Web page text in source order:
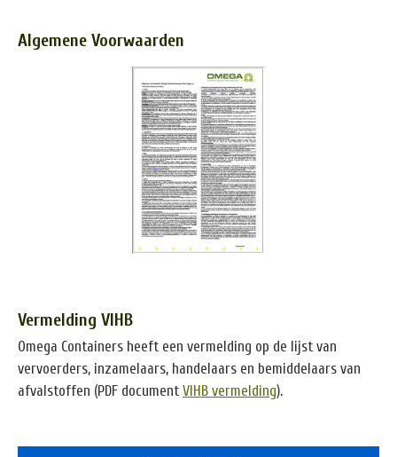
Algemene Voorwaarden
Vermelding VIHB
Omega Containers heeft een vermelding op de lijst van
vervoerders, inzamelaars, handelaars en bemiddelaars van
afvalstoffen (PDF documentVIHB vermelding).